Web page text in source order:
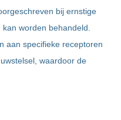
bij ernstige
worden behandeld.
aan specifieke receptoren
waardoor de